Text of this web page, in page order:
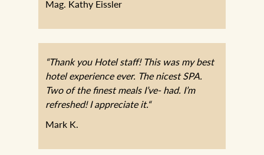
Mag. Kathy Eissler
“Thank you Hotel staff! This was my best
hotel experience ever. The nicest SPA.
Two of the finest meals I’ve- had. I’m